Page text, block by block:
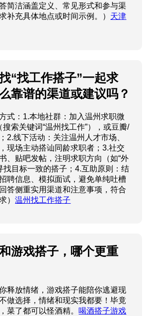
简洁涵盖定义、常见形式和参与渠
补充具体地点或时间示例。） 天津
“找工作搭子”一起求
靠谱的渠道或建议吗？
式：1.本地社群：加入温州求职微
索关键词“温州找工作”），或豆瓣/
2.线下活动：关注温州人才市场、
现场主动搭讪同龄求职者；3.社交
、贴吧发帖，注明求职方向（如“外
找目标一致的搭子；4.互助原则：结
聘信息、模拟面试，避免单纯吐槽
答侧重实用渠道和注意事项，符合
）温州找工作搭子
游戏搭子，哪个更重
释放情绪，游戏搭子能陪你逃避现
选择，情绪和现实我都要！毕竟
菜了都可以怪酒精。 喝酒搭子游戏